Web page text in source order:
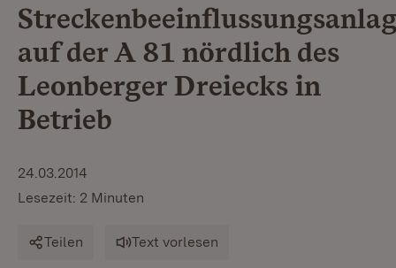
auf der A 81 nördlich des
Leonberger Dreiecks in
Betrieb
24.03.2014
Lesezeit: 2 Minuten
Teilen Text vorlesen